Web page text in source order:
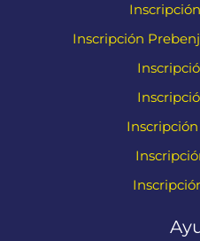
Inscripción